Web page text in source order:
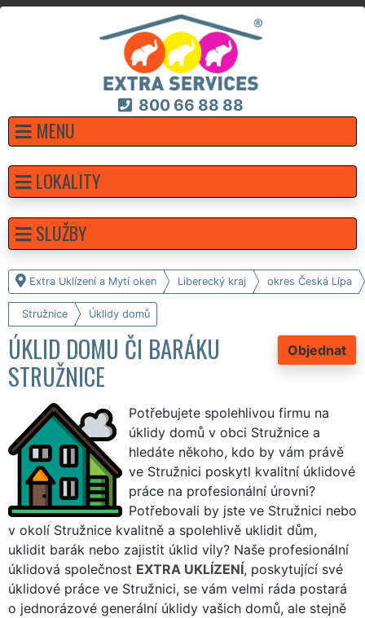
800 66 88 88
MENU
Extra Uklízení a Mytí oken Liberecký kraj okres Česká Lípa
Stružnice Úklidy domů
Objednat
ÚKLID DOMU ČI BARÁKU
STRUŽNICE
Potřebujete spolehlivou firmu na
úklidy domů v obci Stružnice a
hledáte někoho, kdo by vám právě
ve Stružnici poskytl kvalitní úklidové
práce na profesionální úrovni?
Potřebovali by jste ve Stružnici nebo
v okolí Stružnice kvalitně a spolehlivě uklidit dům,
uklidit barák nebo zajistit úklid vily? Naše profesionální
úklidová společnost EXTRA UKLÍZENÍ, poskytující své
úklidové práce ve Stružnici, se vám velmi ráda postará
o jednorázové generální úklidy vašich domů, ale stejně
LOKALITY
SLUŽBY